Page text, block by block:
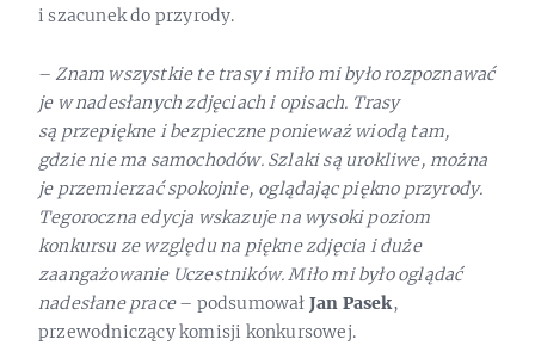
i szacunek do przyrody.
– Znam wszystkie te trasy i miło mi było rozpoznawać
je w nadesłanych zdjęciach i opisach. Trasy
są przepiękne i bezpieczne ponieważ wiodą tam,
gdzie nie ma samochodów. Szlaki są urokliwe, można
je przemierzać spokojnie, oglądając piękno przyrody.
Tegoroczna edycja wskazuje na wysoki poziom
konkursu ze względu na piękne zdjęcia i duże
zaangażowanie Uczestników. Miło mi było oglądać
nadesłane prace– podsumował Jan Pasek,
przewodniczący komisji konkursowej.